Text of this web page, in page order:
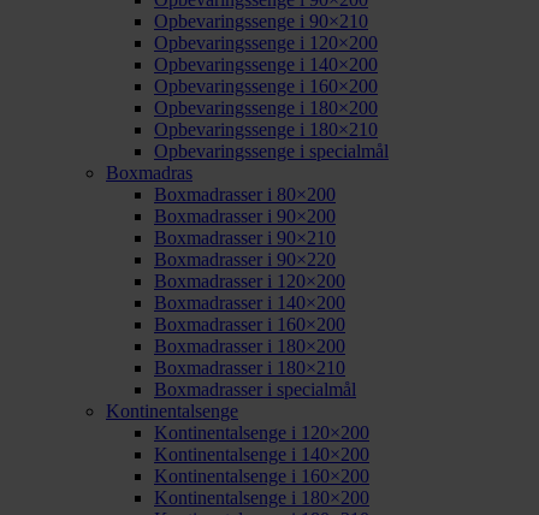
Opbevaringssenge i 90×210
Opbevaringssenge i 120×200
Opbevaringssenge i 140×200
Opbevaringssenge i 160×200
Opbevaringssenge i 180×200
Opbevaringssenge i 180×210
Opbevaringssenge i specialmål
Boxmadras
Boxmadrasser i 80×200
Boxmadrasser i 90×200
Boxmadrasser i 90×210
Boxmadrasser i 90×220
Boxmadrasser i 120×200
Boxmadrasser i 140×200
Boxmadrasser i 160×200
Boxmadrasser i 180×200
Boxmadrasser i 180×210
Boxmadrasser i specialmål
Kontinentalsenge
Kontinentalsenge i 120×200
Kontinentalsenge i 140×200
Kontinentalsenge i 160×200
Kontinentalsenge i 180×200